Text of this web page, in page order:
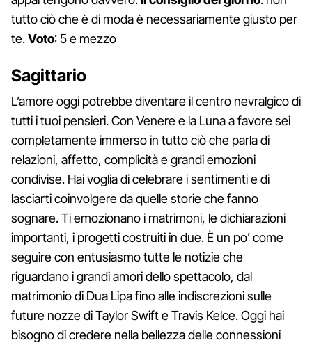
tutto ciò che è di moda è necessariamente giusto per
te.Voto: 5 e mezzo
Sagittario
L’amore oggi potrebbe diventare il centro nevralgico di
tutti i tuoi pensieri. Con Venere e la Luna a favore sei
completamente immerso in tutto ciò che parla di
relazioni, affetto, complicità e grandi emozioni
condivise. Hai voglia di celebrare i sentimenti e di
lasciarti coinvolgere da quelle storie che fanno
sognare. Ti emozionano i matrimoni, le dichiarazioni
importanti, i progetti costruiti in due. È un po’ come
seguire con entusiasmo tutte le notizie che
riguardano i grandi amori dello spettacolo, dal
matrimonio di Dua Lipa fino alle indiscrezioni sulle
future nozze di Taylor Swift e Travis Kelce. Oggi hai
bisogno di credere nella bellezza delle connessioni